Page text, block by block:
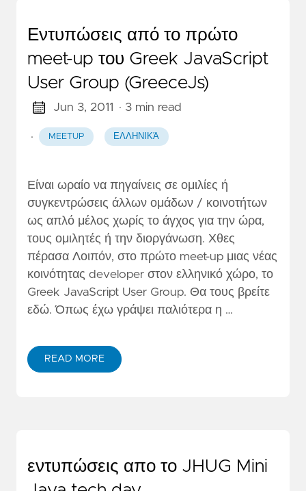
Εντυπώσεις από το πρώτο
meet-up του Greek JavaScript
User Group (GreeceJs)
Jun 3, 2011 · 3 min read
· MEETUP ΕΛΛΗΝΙΚΆ
Είναι ωραίο να πηγαίνεις σε ομιλίες ή
συγκεντρώσεις άλλων ομάδων / κοινοτήτων
ως απλό μέλος χωρίς το άγχος για την ώρα,
τους ομιλητές ή την διοργάνωση. Χθες
πέρασα Λοιπόν, στο πρώτο meet-up μιας νέας
κοινότητας developer στον ελληνικό χώρο, το
Greek JavaScript User Group. Θα τους βρείτε
εδώ. Όπως έχω γράψει παλιότερα η …
READ MORE
εντυπώσεις απο το JHUG Mini